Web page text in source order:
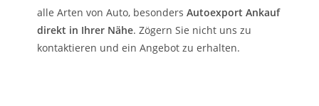
alle Arten von Auto, besondersAutoexport Ankauf
direkt in Ihrer Nähe. Zögern Sie nicht uns zu
kontaktieren und ein Angebot zu erhalten.